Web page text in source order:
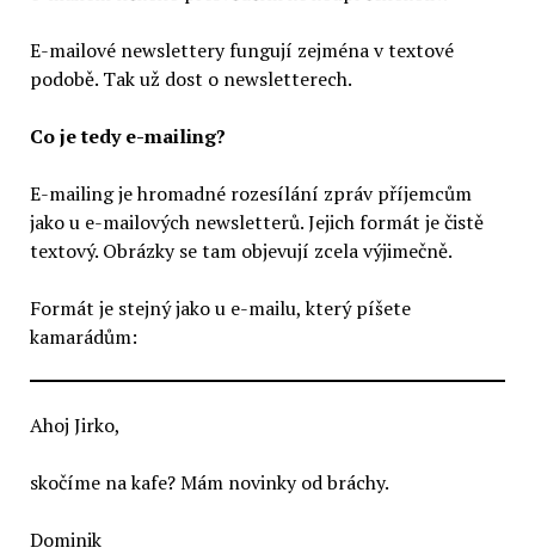
E-mailové newslettery fungují zejména v textové
podobě. Tak už dost o newsletterech.
Co je tedy e-mailing?
E-mailing je hromadné rozesílání zpráv příjemcům
jako u e-mailových newsletterů. Jejich formát je čistě
textový. Obrázky se tam objevují zcela výjimečně.
Formát je stejný jako u e-mailu, který píšete
kamarádům:
Ahoj Jirko,
skočíme na kafe? Mám novinky od bráchy.
Dominik